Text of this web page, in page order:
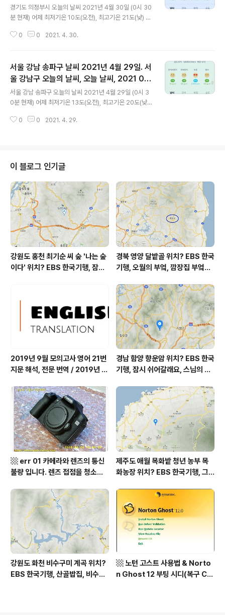
지, 미세먼지, 황사
경기도 의정부시 오늘의 날씨 2021년 4월 30일 (0시 30
분 현재) 어제 최저기온 10도(오전), 최고기온 21도(낮) 오
낮은 최저기온, 어제보다 6도 낮은 최고기온입니다 아침에
있습니다 새벽 1시 현재 비가 내리고 있고요 대기상황 공기
질은 어제 초미세먼지 좋음 = 13 ㎍/m³ 미세먼지는 보통
= 47 ㎍/m³ 황사는 보통 = 52 ㎍/m³ 오늘 초미세먼지
보통 = 25 ㎍/m³ 미세먼지는 보통 = 53 ㎍/m³ 황사는
보통 = 32 ㎍/m³ 대기상태는 어제보다 조금 안 좋습니다
황사 수치가 좀 줄어들긴 해도 전체적으로 상..
0 0 2021. 4. 30.
서울 강남 송파구 날씨 2021년 4월 29일. 서
울 강남구 오늘의 날씨, 오늘 날씨, 2021 04
29, 초미세먼지, 미세먼지, 황사
서울 강남 송파구 오늘의 날씨 2021년 4월 29일 (0시 3
0분 현재) 어제 최저기온 13도(오전), 최고기온 20도(낮)
은 최저기온, 어제보다 2도 높은 최고기온입니다 아침에
4 ㎍/m³ 미세먼지는 보통 = 54 ㎍/m³ 황사는 보통 = 7
8 ㎍/m³ 오늘 초미세먼지 보통 = 16 ㎍/m³ 미세먼지는
보통 = 42 ㎍/m³ 황사는 보통 = 52 ㎍/m³ 대기상태는
어제보다 조금 좋습니다 전체적으로 상태가 좋은 편은 아
닙니다 초미세먼지 16 마이크로그램이고, 미세먼지 ..
0 0 2021. 4. 29.
이 블로그 인기글
강원도 홍천 최기순 씨 숲 '나는 숲
이다' 위치? EBS 한국기행, 잠시
강원도 홍천군 가볼 만한 곳, (구)
까르돈, kbs 인간극장
경북 영양 달밭골 위치? EBS 한국
기행, 오월의 부엌, 깜장집 부엌은
어디? / 경상북도 영양군 가볼 만
한 곳, 영양읍 상원리. KBS 인간극
장 임분노미 할머니
2019년 9월 모의고사 영어 21번
지문 해석, 전문 번역 / 2019년 9
역, 평가원 2019년 고3 9월 영어
영역 외국어영역 전문 해석, Engli
sh to Korean translation
경남 함양 향운암 위치? EBS 한국
기행, 잠시 쉬어갈래요, 스님의 어
상남도 함양군 가볼 만한 곳, 용추
계곡 향운암 명천스님, 덕유산 황
석산 거망산 기백산
▩ err 01 카메라와 렌즈의 통신
불량 입니다. 렌즈 접점을 청소하
제주도 애월 목화밭 청년 농부 목
화농장 위치? EBS 한국기행, 그
사나이, 애월읍 어음리 정보람 씨
목화 재배 '목화오름' 목화농장 어
디? / 제주도 가볼 만한 곳
강원도 화천 비수구미 계곡 위치?
EBS 한국기행, 산골밥집, 비수구
▩ 노턴 고스트 사용법 & Norto
n Ghost 12 부팅 시디(복구 C